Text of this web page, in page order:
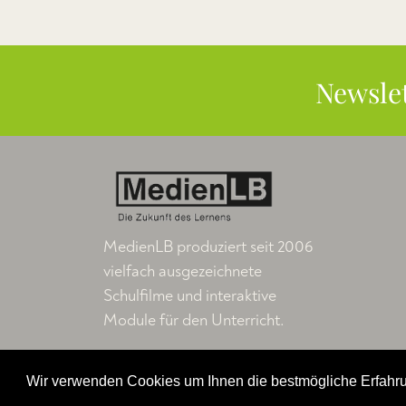
Wir verwenden Cookies um Ihnen die bestmögliche
MedienLB produziert seit 2006
vielfach ausgezeichnete
Schulfilme und interaktive
Module für den Unterricht.